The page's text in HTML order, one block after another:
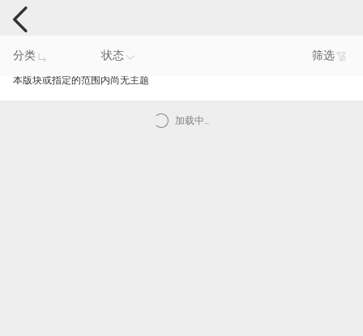
手机反馈
分类 状态 筛选
本版块或指定的范围内尚无主题
加载中..